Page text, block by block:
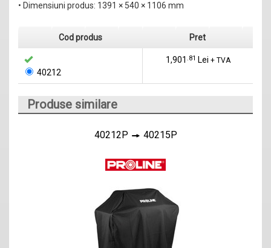
• Dimensiuni produs: 1391 × 540 × 1106 mm
Cod produs Pret
40212
1,901 .81 Lei + TVA
Produse similare
40212P 40215P